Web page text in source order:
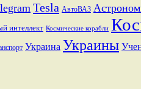
Tesla АвтоВАЗ
интеллект Космические корабли
Украина Украины